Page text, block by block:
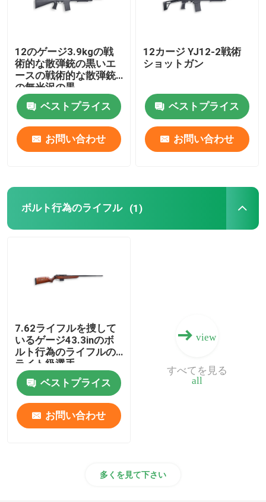
ボルト行為のライフル
半自動小銃
散弾銃上のおよび
ワン ショット散弾銃
打撃銃の部品
銃の光学
12のゲージ3.9kgの戦
術的な散弾銃の黒いエ
ースの戦術的な散弾銃
の無光沢の黒
ベストプライス
お問い合わせ
12カージ YJ12-2戦術
ショットガン
ベストプライス
お問い合わせ
ボルト行為のライフル (1)
7.62ライフルを捜して
いるゲージ43.3inのボ
ルト行為のライフルの
ライト級選手
ベストプライス
お問い合わせ
view
all
すべてを見る
多くを見て下さい